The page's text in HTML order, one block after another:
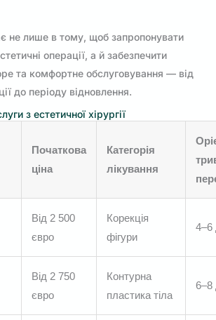
не лише в тому, щоб запропонувати
операції, а й забезпечити
та комфортне обслуговування — від
до періоду відновлення.
з естетичної хірургії
Початкова
ціна
Категорія
лікування
Від 2 500
євро
Корекція
фігури
4–6
Від 2 750
євро
Контурна
пластика тіла
6–8